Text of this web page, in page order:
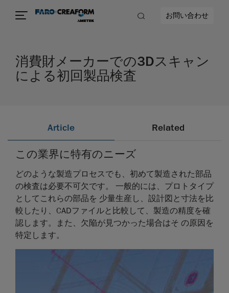
お問い合わせ
消費財メーカーでの3Dスキャン
による初回製品検査
Article Related
この業界に特有のニーズ
どのような製造プロセスでも、初めて製造された部品
の検査は必要不可欠です。 一般的には、プロトタイプ
としてこれらの部品を 少量生産し、設計図と寸法を比
較したり、CADファイルと比較して、製造の精度を確
認します。また、欠陥が見つかった場合はそ の原因を
特定します。